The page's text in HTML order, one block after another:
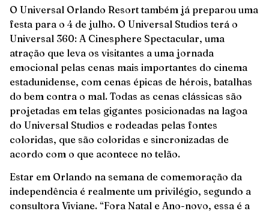
O Universal Orlando Resort também já preparou uma
festa para o 4 de julho. O Universal Studios terá o
Universal 360: A Cinesphere Spectacular, uma
atração que leva os visitantes a uma jornada
emocional pelas cenas mais importantes do cinema
estadunidense, com cenas épicas de hérois, batalhas
do bem contra o mal. Todas as cenas clássicas são
projetadas em telas gigantes posicionadas na lagoa
do Universal Studios e rodeadas pelas fontes
coloridas, que são coloridas e sincronizadas de
acordo com o que acontece no telão.
Estar em Orlando na semana de comemoração da
independência é realmente um privilégio, segundo a
consultora Viviane. “Fora Natal e Ano-novo, essa é a